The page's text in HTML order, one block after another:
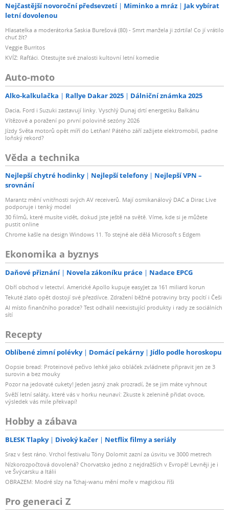
Nejčastější novoroční předsevzetí Miminko a mráz
Jak vybírat
letní dovolenou
Hlasatelka a moderátorka Saskia Burešová (80) - Smrt manžela ji zdrtila! Co jí vrátilo
chuť žít?
Veggie Burritos
KVÍZ: Rafťáci. Otestujte své znalosti kultovní letní komedie
Auto-moto
Alko-kalkulačka Rallye Dakar 2025 Dálniční známka 2025
Dacia, Ford i Suzuki zastavují linky. Vyschlý Dunaj drtí energetiku Balkánu
Vítězové a poražení po první polovině sezóny 2026
Jízdy Světa motorů opět míří do Letňan! Pátého září zažijete elektromobil, padne
loňský rekord?
Věda a technika
Nejlepší chytré hodinky Nejlepší telefony
Nejlepší VPN –
srovnání
Marantz mění vnitřnosti svých AV receiverů. Mají osmikanálový DAC a Dirac Live
podporuje i tenký model
30 filmů, které musíte vidět, dokud jste ještě na světě. Víme, kde si je můžete
pustit online
Chrome kašle na design Windows 11. To stejné ale dělá Microsoft s Edgem
Ekonomika a byznys
Daňové přiznání Novela zákoníku práce Nadace EPCG
Obří obchod v letectví. Americké Apollo kupuje easyJet za 161 miliard korun
Tekuté zlato opět dostojí své přezdívce. Zdražení běžné potraviny brzy pocítí i Češi
AI místo finančního poradce? Test odhalil neexistující produkty i rady ze sociálních
sítí
Recepty
Oblíbené zimní polévky Domácí pekárny Jídlo podle horoskopu
Oopsie bread: Proteinové pečivo lehké jako obláček zvládnete připravit jen ze 3
surovin a bez mouky
Pozor na jedovaté cukety! Jeden jasný znak prozradí, že se jim máte vyhnout
Svěží letní saláty, které vás v horku neunaví: Zkuste k zelenině přidat ovoce,
výsledek vás mile překvapí!
Hobby a zábava
BLESK Tlapky Divoký kačer Netflix filmy a seriály
Sraz v šest ráno. Vrchol festivalu Tóny Dolomit zazní za úsvitu ve 3000 metrech
Nízkorozpočtová dovolená? Chorvatsko jedno z nejdražších v Evropě! Levněji je i
ve Švýcarsku a Itálii
OBRAZEM: Modré slzy na Tchaj-wanu mění moře v magickou říši
Pro generaci Z